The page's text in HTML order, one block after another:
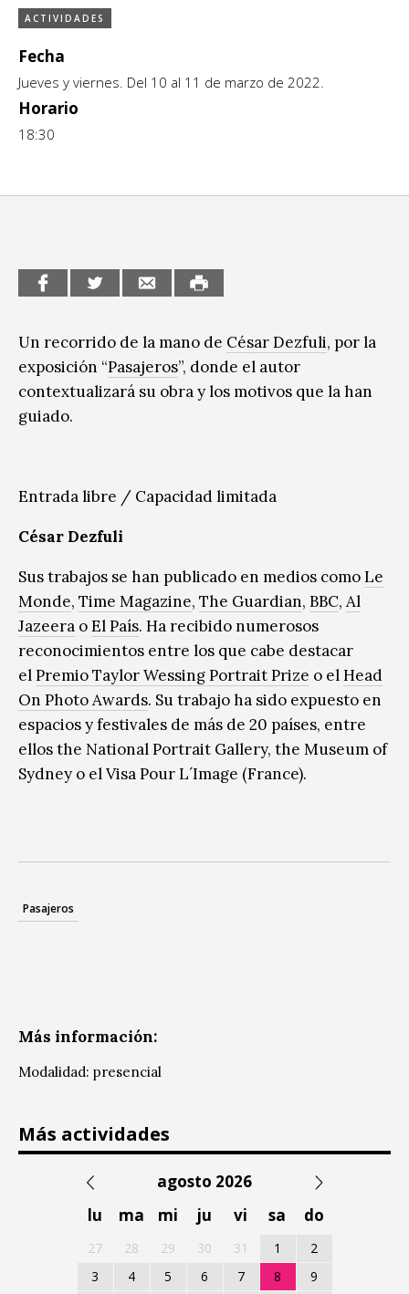
CCE en el interior/libros
Espacio itinerante de lectura infantil
Exposiciones
Formación
Género y Diversidad
Infantil y Juvenil
Sin categoría
ACTIVIDADES
Fecha
Jueves y viernes. Del 10 al 11 de marzo de 2022.
Horario
18:30
Un recorrido de la mano de César Dezfuli, por la
exposición “Pasajeros”, donde el autor
contextualizará su obra y los motivos que la han
guiado.
Entrada libre / Capacidad limitada
César Dezfuli
Sus trabajos se han publicado en medios comoLe
Monde, Time Magazine, The Guardian, BBC, Al
Jazeera oEl País. Ha recibido numerosos
reconocimientos entre los que cabe destacar
elPremio Taylor Wessing Portrait Prize o elHead
On Photo Awards. Su trabajo ha sido expuesto en
espacios y festivales de más de 20 países, entre
ellos the National Portrait Gallery, the Museum of
Sydney o el Visa Pour L´Image (France).
Pasajeros
Más información:
Modalidad: presencial
Más actividades
agosto 2026
lu
ma mi ju vi sa do
27 28 29 30 31 1
2
3
4 5 6 7 8
9